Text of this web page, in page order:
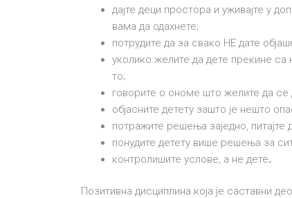
дајте деци простора и уживајте у
вама да одахнете;
потрудите да за свако НЕ дате
уколико желите да дете прекине са
то;
говорите о ономе што желите да
објасните детету зашто је нешто
потражите решења заједно, питајте
понудите детету више решења за
контролишите услове, а не дете.
Позитивна дисциплина која је саставни